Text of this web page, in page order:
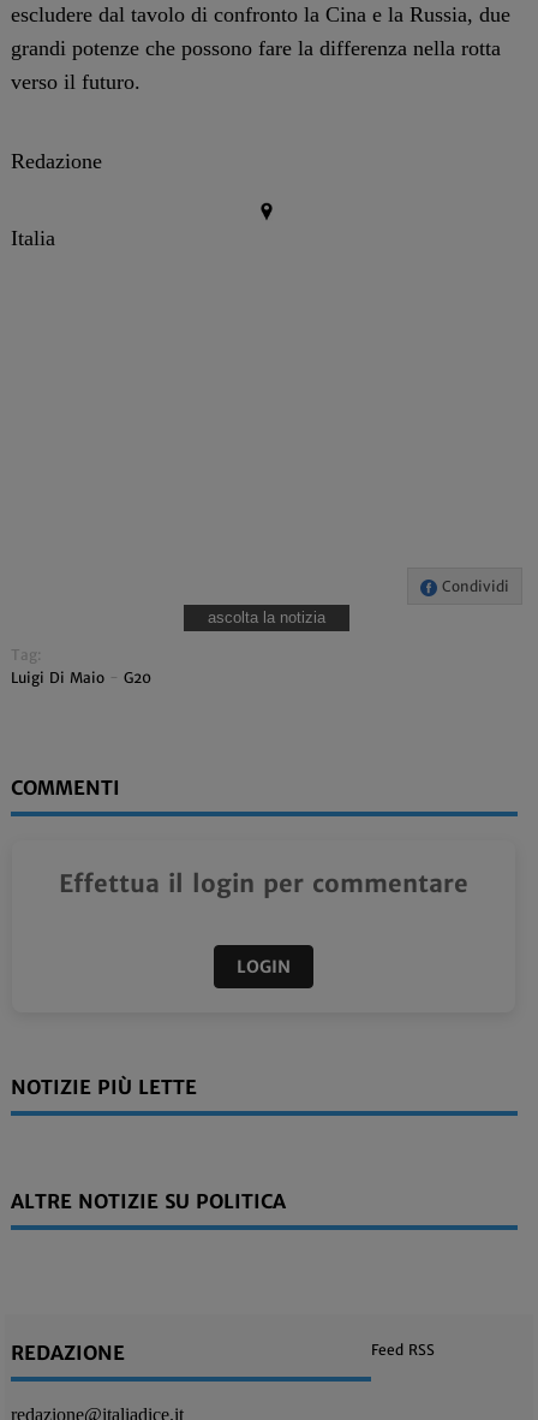
escludere dal tavolo di confronto la Cina e la Russia, due
grandi potenze che possono fare la differenza nella rotta
verso il futuro.
Redazione
Italia
Condividi
ascolta la notizia
Tag:
Luigi Di Maio- G20
COMMENTI
Effettua il login per commentare
LOGIN
NOTIZIE PIÙ LETTE
ALTRE NOTIZIE SU POLITICA
REDAZIONE
redazione@italiadice.it
Feed RSS